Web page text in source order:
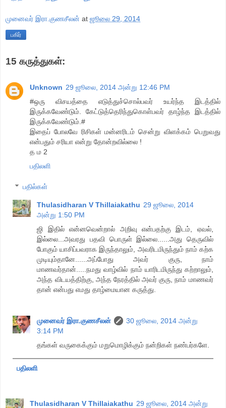
முனைவர் இரா.குணசீலன் at ஜூலை 29, 2014
பகிர்
15 கருத்துகள்:
Unknown 29 ஜூலை, 2014 அன்று 12:46 PM
#ஒரு விசயத்தை எடுத்துச்சொல்பவர் உயர்ந்த இடத்தில்
இருக்கவேண்டும். கேட்டுத்தெரிந்துகொள்பவர் தாழ்ந்த இடத்தில்
இருக்கவேண்டும்.#
இதைப் போலவே ரிசிகள் மன்னரிடம் சென்று விளக்கம் பெறுவது
என்பதும் சரியா என்று தோன்றவில்லை !
த ம 2
பதிலளி
பதில்கள்
Thulasidharan V Thillaiakathu 29 ஜூலை, 2014
அன்று 1:50 PM
ஜி இதில் என்னவென்றால் அறிவு என்பதற்கு இடம், ஏவல்,
இல்லை...அவரது பதவி பொருள் இல்லை......அது தெருவில்
போகும் யாசிப்பவராக இருந்தாலும், அவரிடமிருந்தும் நாம் கற்க
முடியும்தானே......அப்போது அவர் குரு, நாம்
மாணவர்தான்.....நமது வாழ்வில் நாம் யாரிடமிருந்து கற்றாலும்,
அந்த விடயத்திற்கு, அந்த நேரத்தில் அவர் குரு, நாம் மாணவர்
தான் என்பது எமது தாழ்மையான கருத்து.
முனைவர் இரா.குணசீலன்
30 ஜூலை, 2014 அன்று
3:14 PM
தங்கள் வருகைக்கும் மறுமொழிக்கும் நன்றிகள் நண்பர்களே.
பதிலளி
Thulasidharan V Thillaiakathu 29 ஜூலை, 2014 அன்று